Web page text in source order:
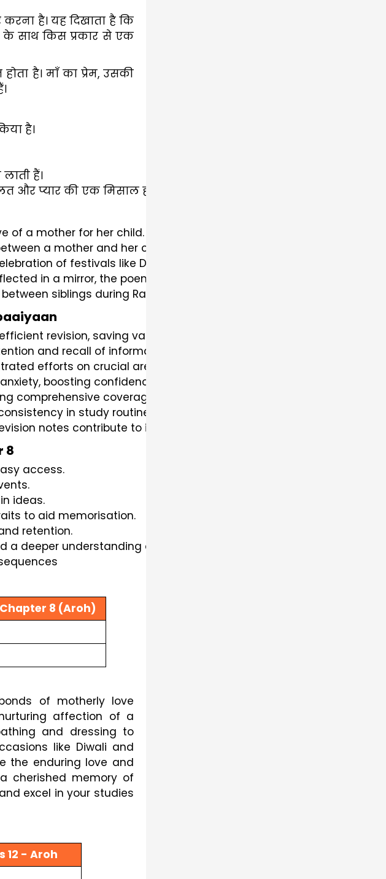
है। यह दिखाता है कि
के साथ किस प्रकार से एक
है। माँ का प्रेम, उसकी
है।
हैं।
और प्यार की एक मिसाल होती है।
of a mother for her child. It shows how a mother cares for her
a mother and her child, depicting moments of joy and
of festivals like Diwali and Raksha Bandhan within a
in a mirror, the poem teaches the child to appreciate and
siblings during Raksha Bandhan, symbolized by the sister
revision, saving valuable time during exam preparation.
and recall of information, improving overall learning
efforts on crucial areas, optimizing study sessions.
boosting confidence in exam readiness.
comprehensive coverage of all subjects.
in study routines, aiding in sustained learning progress.
notes contribute to improved exam outcomes by ensuring
8
access.
ideas.
to aid memorisation.
retention.
deeper understanding of the material.
8 (Aroh)
of motherly love
affection of a
and dressing to
like Diwali and
the enduring love and
cherished memory of
excel in your studies
12 - Aroh